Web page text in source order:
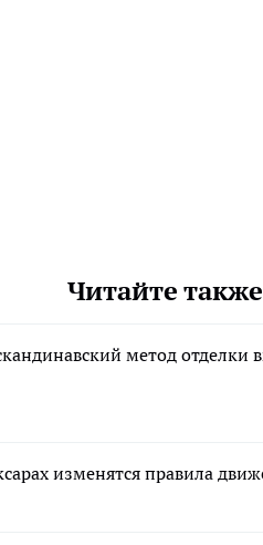
Читайте
метод отделки
изменятся правила